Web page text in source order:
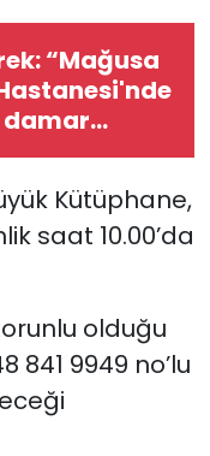
“Mağusa
ameliyatı
Kütüphane,
saat 10.00’da
olduğu
841 9949 no’lu